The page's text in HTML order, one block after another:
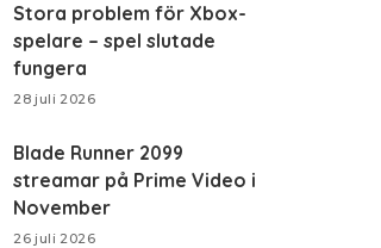
Stora problem för Xbox-
spelare – spel slutade
fungera
28 juli 2026
Blade Runner 2099
streamar på Prime Video i
November
26 juli 2026